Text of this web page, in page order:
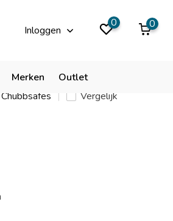
Inloggen
0 0
Merken Outlet
9,9
120-KL-60
Chubbsafes Vergelijk